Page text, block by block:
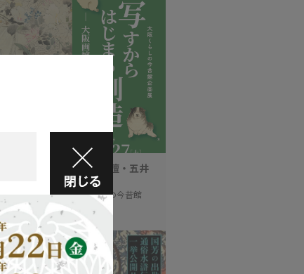
らはじまる創造 ―大阪画壇・五井
)～8月31日(月) / 大阪くらしの今昔館